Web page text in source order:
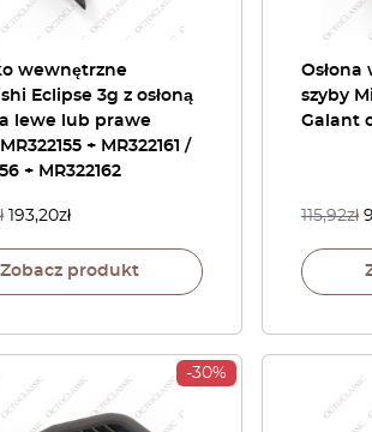
wewnętrzne
Eclipse 3g z osłoną
lewe lub prawe
+ MR322161 /
+ MR322162
193,20zł
Zobacz produkt
szyby
Galant
115,92zł
-30%